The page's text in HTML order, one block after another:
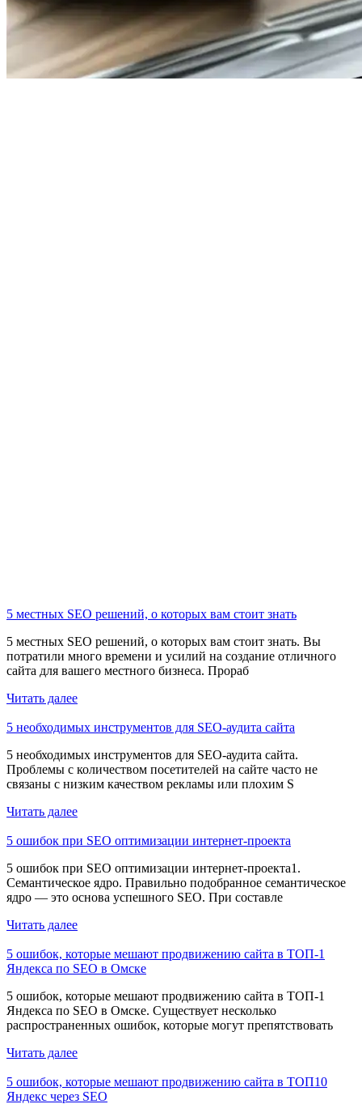
5 местных SEO решений, о которых вам стоит знать
5 местных SEO решений, о которых вам стоит знать. Вы
потратили много времени и усилий на создание отличного
сайта для вашего местного бизнеса. Прораб
Читать далее
5 необходимых инструментов для SEO-аудита сайта
5 необходимых инструментов для SEO-аудита сайта.
Проблемы с количеством посетителей на сайте часто не
связаны с низким качеством рекламы или плохим S
Читать далее
5 ошибок при SEO оптимизации интернет-проекта
5 ошибок при SEO оптимизации интернет-проекта1.
Семантическое ядро. Правильно подобранное семантическое
ядро — это основа успешного SEO. При составле
Читать далее
5 ошибок, которые мешают продвижению сайта в ТОП-1
Яндекса по SEO в Омске
5 ошибок, которые мешают продвижению сайта в ТОП-1
Яндекса по SEO в Омске. Существует несколько
распространенных ошибок, которые могут препятствовать
Читать далее
5 ошибок, которые мешают продвижению сайта в ТОП10
Яндекс через SEO